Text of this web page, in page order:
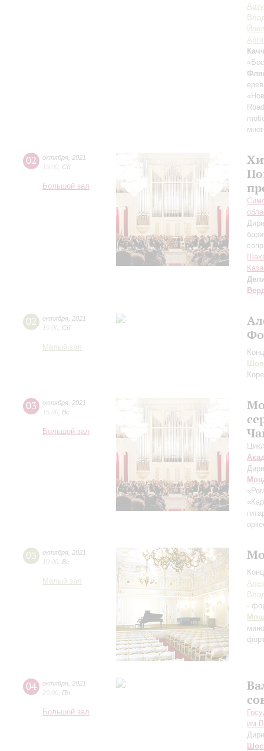
02 октября 2021
19:00 Сб
Большой зал
02 октября 2021
19:00 Сб
Малый зал
03 октября 2021
15:00 Вс
Большой зал
03 октября 2021
19:00 Вс
Малый зал
-
04 октября 2021
20:00 Пн
Большой зал